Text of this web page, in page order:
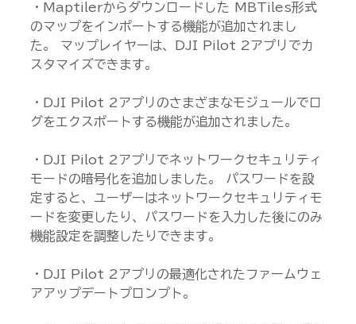
・Maptilerからダウンロードした MBTiles形式
のマップをインポートする機能が追加されまし
た。 マップレイヤーは、DJI Pilot 2アプリでカ
スタマイズできます。
・DJI Pilot 2アプリのさまざまなモジュールでロ
グをエクスポートする機能が追加されました。
・DJI Pilot 2アプリでネットワークセキュリティ
モードの暗号化を追加しました。 パスワードを設
定すると、ユーザーはネットワークセキュリティモ
ードを変更したり、パスワードを入力した後にのみ
機能設定を調整したりできます。
・DJI Pilot 2アプリの最適化されたファームウェ
アアップデートプロンプト。